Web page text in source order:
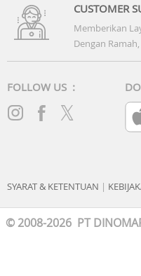
CUSTOMER
Memberikan
Dengan
FOLLOW US :
SYARAT & KETENTUAN |
© 2008-2026 PT